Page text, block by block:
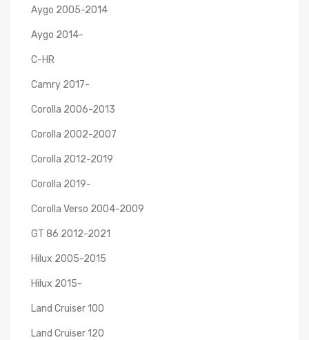
Aygo 2005-2014
Aygo 2014-
C-HR
Camry 2017-
Corolla 2006-2013
Corolla 2002-2007
Corolla 2012-2019
Corolla 2019-
Corolla Verso 2004-2009
GT 86 2012-2021
Hilux 2005-2015
Hilux 2015-
Land Cruiser 100
Land Cruiser 120